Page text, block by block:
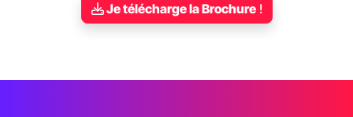
Je télécharge la Brochure!